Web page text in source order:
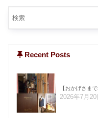
Recent Posts
【おかげさま
2026年7月20